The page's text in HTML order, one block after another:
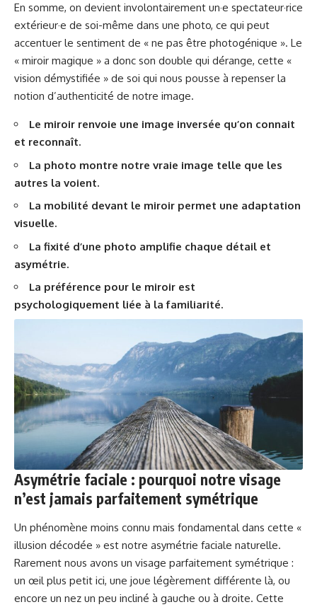
En somme, on devient involontairement un·e spectateur·rice
extérieur·e de soi-même dans une photo, ce qui peut
accentuer le sentiment de « ne pas être photogénique ». Le
« miroir magique » a donc son double qui dérange, cette «
vision démystifiée » de soi qui nous pousse à repenser la
notion d’authenticité de notre image.
Le miroir renvoie une image inversée qu’on connait
et reconnaît.
La photo montre notre vraie image telle que les
autres la voient.
La mobilité devant le miroir permet une adaptation
visuelle.
La fixité d’une photo amplifie chaque détail et
asymétrie.
La préférence pour le miroir est
psychologiquement liée à la familiarité.
Asymétrie faciale : pourquoi notre visage
n’est jamais parfaitement symétrique
Un phénomène moins connu mais fondamental dans cette «
illusion décodée » est notre asymétrie faciale naturelle.
Rarement nous avons un visage parfaitement symétrique :
un œil plus petit ici, une joue légèrement différente là, ou
encore un nez un peu incliné à gauche ou à droite. Cette